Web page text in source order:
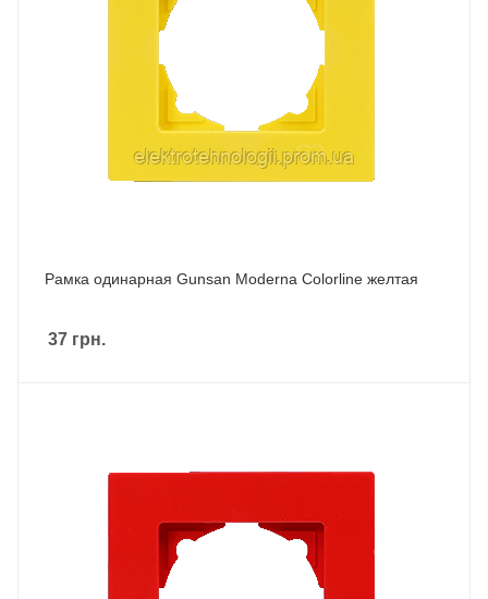
Рамка одинарная Gunsan Moderna Colorline желтая
37 грн.